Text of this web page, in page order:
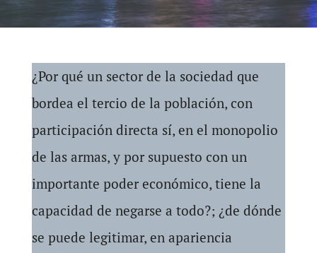
¿Por qué un sector de la sociedad que
bordea el tercio de la población, con
participación directa sí, en el monopolio
de las armas, y por supuesto con un
importante poder económico, tiene la
capacidad de negarse a todo?; ¿de dónde
se puede legitimar, en apariencia